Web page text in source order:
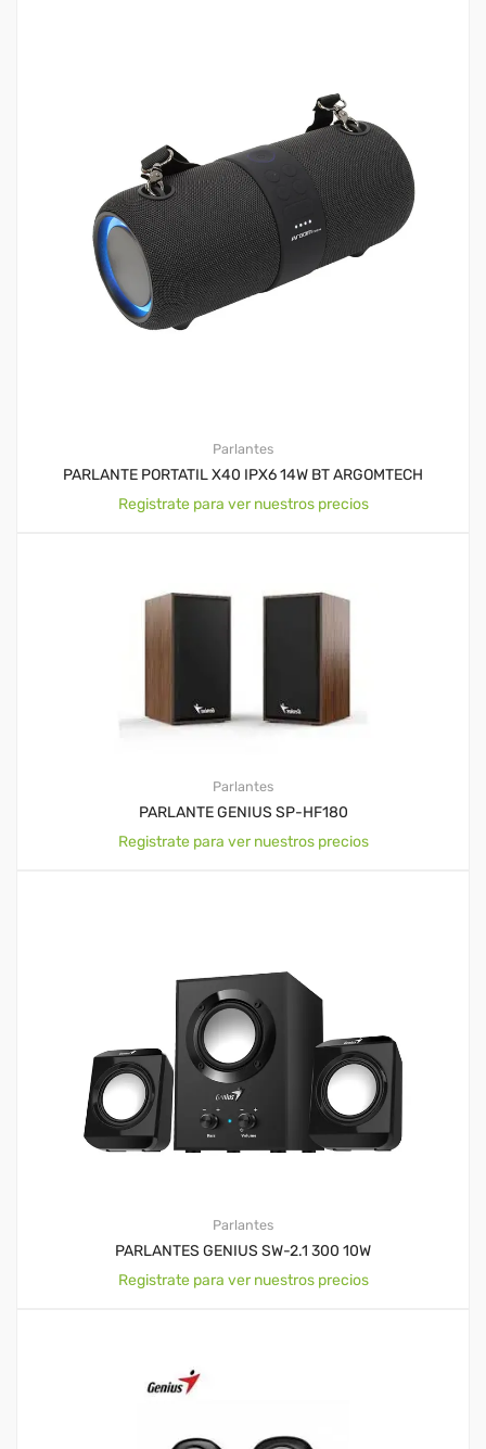
Parlantes
PARLANTE PORTATIL X40 IPX6 14W BT ARGOMTECH
Registrate para ver nuestros precios
Parlantes
PARLANTE GENIUS SP-HF180
Registrate para ver nuestros precios
Parlantes
PARLANTES GENIUS SW-2.1 300 10W
Registrate para ver nuestros precios